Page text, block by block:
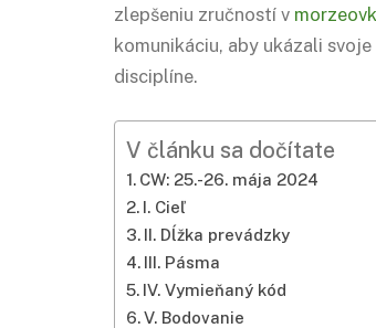
zlepšeniu zručností v
komunikáciu, aby ukázali
disciplíne.
V článku sa dočítate
CW: 25.-26. mája 2024
I. Cieľ
II. Dĺžka prevádzky
III. Pásma
IV. Vymieňaný kód
V. Bodovanie